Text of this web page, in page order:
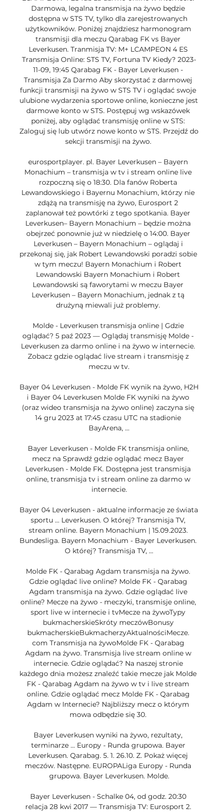
Darmowa, legalna transmisja na żywo będzie
dostępna w STS TV, tylko dla zarejestrowanych
użytkowników. Poniżej znajdziesz harmonogram
transmisji dla meczu Qarabag FK vs Bayer
Leverkusen. Tranmisja TV: M+ LCAMPEON 4 ES
Transmisja Online: STS TV, Fortuna TV Kiedy? 2023-
11-09, 19:45 Qarabag FK - Bayer Leverkusen -
Transmisja Za Darmo Aby skorzystać z darmowej
funkcji transmisji na żywo w STS TV i oglądać swoje
ulubione wydarzenia sportowe online, konieczne jest
darmowe konto w STS. Postępuj wg wskazówek
poniżej, aby oglądać transmisję online w STS:
Zaloguj się lub utwórz nowe konto w STS. Przejdź do
sekcji transmisji na żywo.
eurosportplayer. pl. Bayer Leverkusen – Bayern
Monachium – transmisja w tv i stream online live
rozpoczną się o 18:30. Dla fanów Roberta
Lewandowskiego i Bayernu Monachium, którzy nie
zdążą na transmisję na żywo, Eurosport 2
zaplanował też powtórki z tego spotkania. Bayer
Leverkusen– Bayern Monachium – będzie można
obejrzeć ponownie już w niedzielę o 14:00. Bayer
Leverkusen – Bayern Monachium – oglądaj i
przekonaj się, jak Robert Lewandowski poradzi sobie
w tym meczu! Bayern Monachium i Robert
Lewandowski Bayern Monachium i Robert
Lewandowski są faworytami w meczu Bayer
Leverkusen – Bayern Monachium, jednak z tą
drużyną miewali już problemy.
Molde - Leverkusen transmisja online | Gdzie
oglądać? 5 paź 2023 — Oglądaj transmisję Molde -
Leverkusen za darmo online i na żywo w internecie.
Zobacz gdzie oglądać live stream i transmisję z
meczu w tv.
Bayer 04 Leverkusen - Molde FK wynik na żywo, H2H
i Bayer 04 Leverkusen Molde FK wyniki na żywo
(oraz wideo transmisja na żywo online) zaczyna się
14 gru 2023 at 17:45 czasu UTC na stadionie
BayArena, ...
Bayer Leverkusen - Molde FK transmisja online,
mecz na Sprawdź gdzie oglądać mecz Bayer
Leverkusen - Molde FK. Dostępna jest transmisja
online, transmisja tv i stream online za darmo w
internecie.
Bayer 04 Leverkusen - aktualne informacje ze świata
sportu ... Leverkusen. O której? Transmisja TV,
stream online. Bayern Monachium | 15.09.2023.
Bundesliga. Bayern Monachium - Bayer Leverkusen.
O której? Transmisja TV, ...
Molde FK - Qarabag Agdam transmisja na żywo.
Gdzie oglądać live online? ﻿Molde FK - Qarabag
Agdam transmisja na żywo. Gdzie oglądać live
online? Mecze na żywo - meczyki, transmisje online,
sport live w internecie i tvMecze na żywoTypy
bukmacherskieSkróty meczówBonusy
bukmacherskieBukmacherzyAktualnościMecze.
com ﻿Transmisja na żywoMolde FK - Qarabag
Agdam na żywo. Transmisja live stream online w
internecie. Gdzie oglądać? Na naszej stronie
każdego dnia możesz znaleźć takie mecze jak Molde
FK - Qarabag Agdam na żywo w tv i live stream
online. Gdzie oglądać mecz Molde FK - Qarabag
Agdam w Internecie? Najbliższy mecz o którym
mowa odbędzie się 30.
Bayer Leverkusen wyniki na żywo, rezultaty,
terminarze ... Europy - Runda grupowa. Bayer
Leverkusen. Qarabag. 5. 1. 26.10. Z. Pokaż więcej
meczów. Następne. EUROPALiga Europy - Runda
grupowa. Bayer Leverkusen. Molde.
Bayer Leverkusen - Schalke 04, od godz. 20:30
relacja 28 kwi 2017 — Transmisja TV: Eurosport 2.